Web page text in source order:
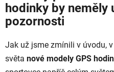
hodinky by neměly
pozornosti
Jak už jsme zmínili v úvodu,
světa nové modely GPS